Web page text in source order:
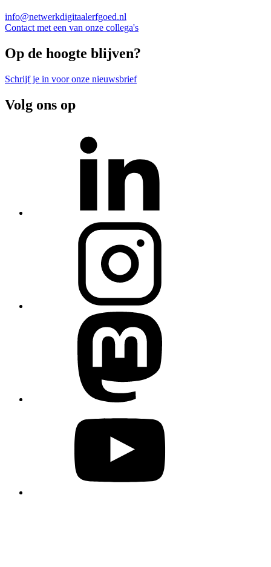
info@netwerkdigitaalerfgoed.nl
Contact met een van onze collega's
Op de hoogte blijven?
Schrijf je in voor onze nieuwsbrief
Volg ons op